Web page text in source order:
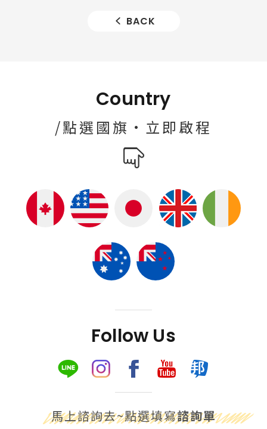
BACK
Country
/點選國旗·立即啟程
Follow Us
馬上諮詢去~點選填寫諮詢單